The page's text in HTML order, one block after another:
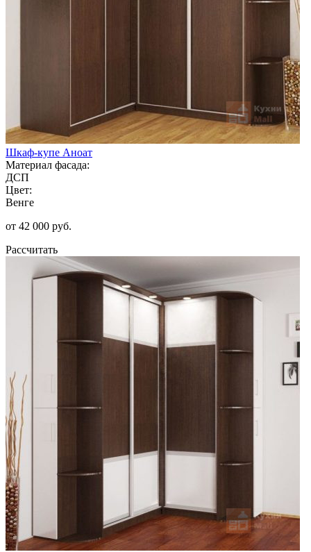
Шкаф-купе Аноат
Материал фасада:
ДСП
Цвет:
Венге
от 42 000 руб.
Рассчитать